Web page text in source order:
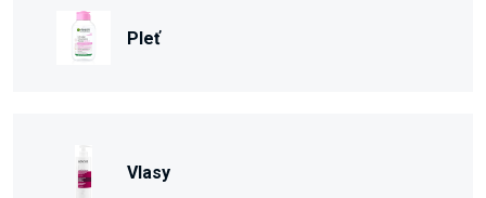
Pleť
Vlasy